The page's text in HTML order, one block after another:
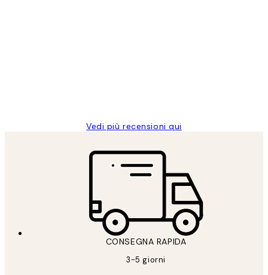
Vedi più recensioni qui
CONSEGNA RAPIDA
3-5 giorni